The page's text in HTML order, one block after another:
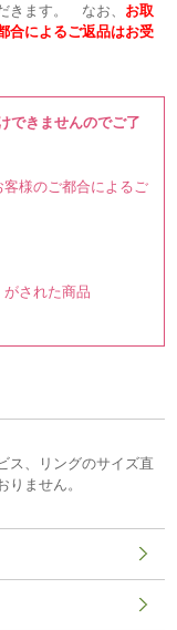
きます。 なお、 お取
合によるご返品はお受
できませんのでご了
様のご都合によるご
された商品
ス、リングのサイズ直
ません。